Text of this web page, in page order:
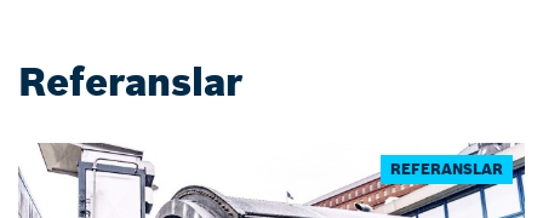
Referanslar
REFERANSLAR